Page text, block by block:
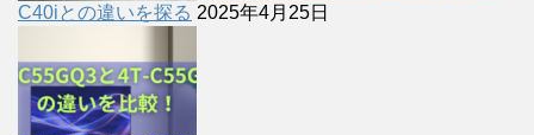
C40iとの違いを探る 2025年4月25日